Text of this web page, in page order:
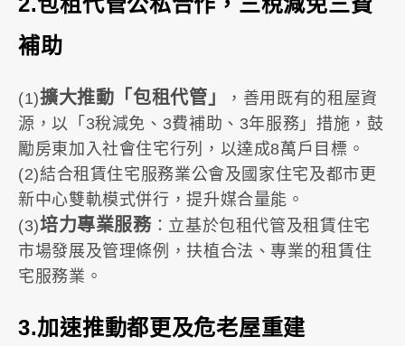
補助
(1)擴大推動「包租代管」
，善用既有的租屋資
源，以「3稅減免、3費補助、3年服務」措施，鼓
勵房東加入社會住宅行列，以達成8萬戶目標。
(2)結合租賃住宅服務業公會及國家住宅及都市更
新中心雙軌模式併行，提升媒合量能。
(3)培力專業服務：立基於包租代管及租賃住宅
市場發展及管理條例，扶植合法、專業的租賃住
宅服務業。
3.加速推動都更及危老屋重建